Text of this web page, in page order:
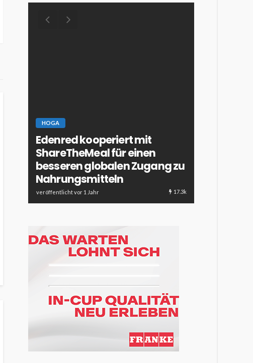
HOGA
Edenred kooperiert mit
ShareTheMeal für einen
besseren globalen Zugang zu
Nahrungsmitteln
veröffentlicht vor 1 Jahr 17.3k